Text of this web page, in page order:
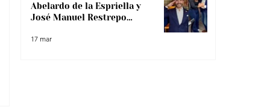
Abelardo de la Espriella y
José Manuel Restrepo
17 mar